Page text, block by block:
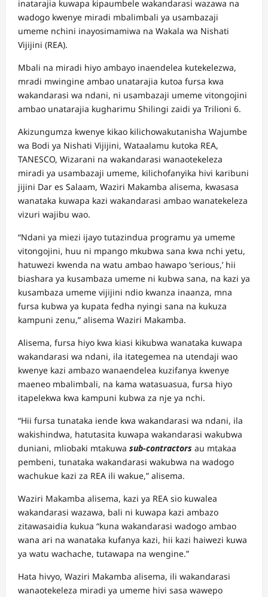
inatarajia kuwapa kipaumbele wakandarasi wazawa na
wadogo kwenye miradi mbalimbali ya usambazaji
umeme nchini inayosimamiwa na Wakala wa Nishati
Vijijini (REA).
Mbali na miradi hiyo ambayo inaendelea kutekelezwa,
mradi mwingine ambao unatarajia kutoa fursa kwa
wakandarasi wa ndani, ni usambazaji umeme vitongojini
ambao unatarajia kugharimu Shilingi zaidi ya Trilioni 6.
Akizungumza kwenye kikao kilichowakutanisha Wajumbe
wa Bodi ya Nishati Vijijini, Wataalamu kutoka REA,
TANESCO, Wizarani na wakandarasi wanaotekeleza
miradi ya usambazaji umeme, kilichofanyika hivi karibuni
jijini Dar es Salaam, Waziri Makamba alisema, kwasasa
wanataka kuwapa kazi wakandarasi ambao wanatekeleza
vizuri wajibu wao.
“Ndani ya miezi ijayo tutazindua programu ya umeme
vitongojini, huu ni mpango mkubwa sana kwa nchi yetu,
hatuwezi kwenda na watu ambao hawapo ‘serious,’ hii
biashara ya kusambaza umeme ni kubwa sana, na kazi ya
kusambaza umeme vijijini ndio kwanza inaanza, mna
fursa kubwa ya kupata fedha nyingi sana na kukuza
kampuni zenu,” alisema Waziri Makamba.
Alisema, fursa hiyo kwa kiasi kikubwa wanataka kuwapa
wakandarasi wa ndani, ila itategemea na utendaji wao
kwenye kazi ambazo wanaendelea kuzifanya kwenye
maeneo mbalimbali, na kama watasuasua, fursa hiyo
itapelekwa kwa kampuni kubwa za nje ya nchi.
“Hii fursa tunataka iende kwa wakandarasi wa ndani, ila
wakishindwa, hatutasita kuwapa wakandarasi wakubwa
duniani, mliobaki mtakuwa sub-contractors au mtakaa
pembeni, tunataka wakandarasi wakubwa na wadogo
wachukue kazi za REA ili wakue,” alisema.
Waziri Makamba alisema, kazi ya REA sio kuwalea
wakandarasi wazawa, bali ni kuwapa kazi ambazo
zitawasaidia kukua “kuna wakandarasi wadogo ambao
wana ari na wanataka kufanya kazi, hii kazi haiwezi kuwa
ya watu wachache, tutawapa na wengine.”
Hata hivyo, Waziri Makamba alisema, ili wakandarasi
wanaotekeleza miradi ya umeme hivi sasa wawepo